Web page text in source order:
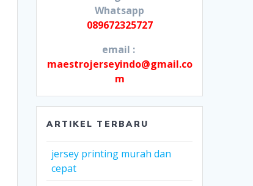
Whatsapp
089672325727
email :
maestrojerseyindo@gmail.co
m
ARTIKEL TERBARU
jersey printing murah dan
cepat